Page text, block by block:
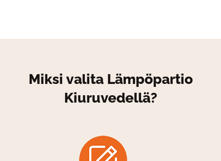
Miksi valita Lämpöpartio
Kiuruvedellä?